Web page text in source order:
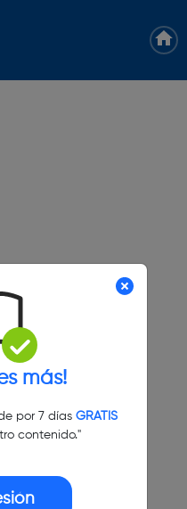
más!
por 7 días GRATIS
contenido."